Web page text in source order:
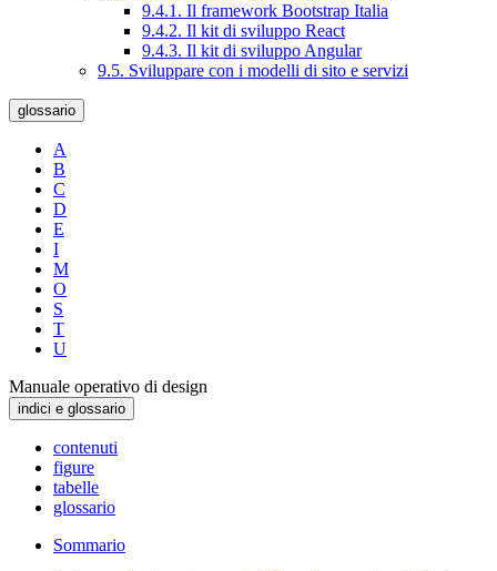
9.4.1. Il framework Bootstrap Italia
9.4.2. Il kit di sviluppo React
9.4.3. Il kit di sviluppo Angular
9.5. Sviluppare con i modelli di sito e servizi
glossario
A
B
C
D
E
I
M
O
S
T
U
Manuale operativo di design
indici e glossario
contenuti
figure
tabelle
glossario
Sommario